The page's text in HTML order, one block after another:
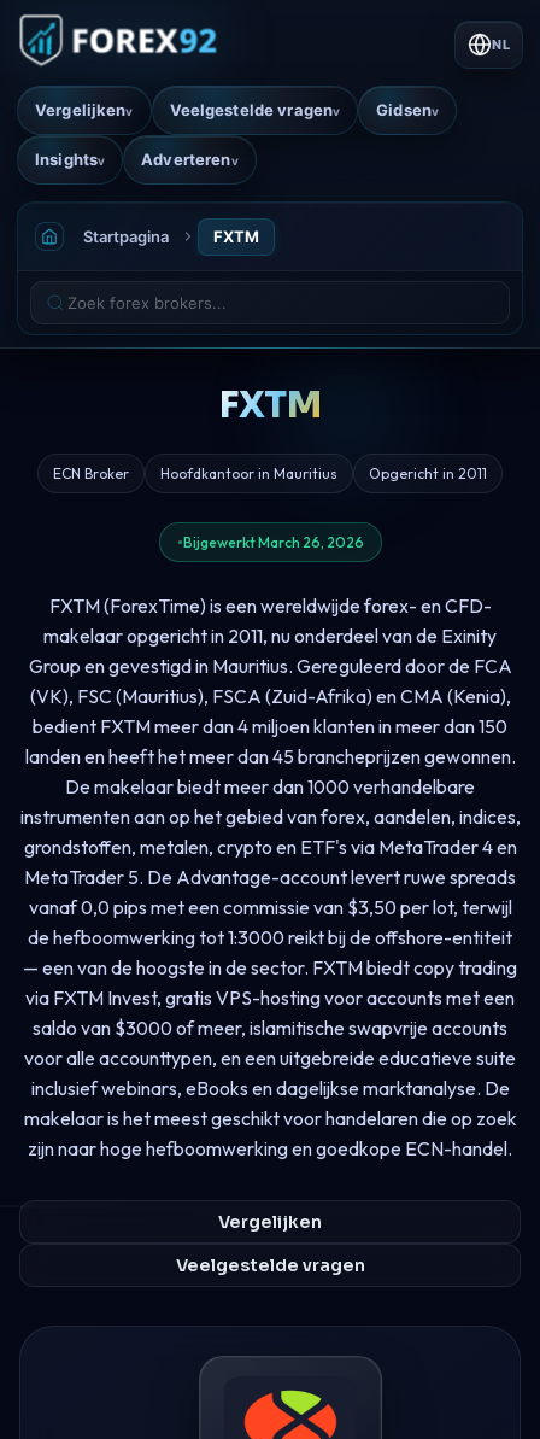
Vergelijkenv Veelgestelde vragenv Gidsenv
Insightsv Adverterenv
NL
Startpagina FXTM
FXTM
ECN Broker Hoofdkantoor in Mauritius Opgericht in 2011
Bijgewerkt March 26, 2026
FXTM (ForexTime) is een wereldwijde forex- en CFD-
makelaar opgericht in 2011, nu onderdeel van de Exinity
Group en gevestigd in Mauritius. Gereguleerd door de FCA
(VK), FSC (Mauritius), FSCA (Zuid-Afrika) en CMA (Kenia),
bedient FXTM meer dan 4 miljoen klanten in meer dan 150
landen en heeft het meer dan 45 brancheprijzen gewonnen.
De makelaar biedt meer dan 1000 verhandelbare
instrumenten aan op het gebied van forex, aandelen, indices,
grondstoffen, metalen, crypto en ETF's via MetaTrader 4 en
MetaTrader 5. De Advantage-account levert ruwe spreads
vanaf 0,0 pips met een commissie van $3,50 per lot, terwijl
de hefboomwerking tot 1:3000 reikt bij de offshore-entiteit
— een van de hoogste in de sector. FXTM biedt copy trading
via FXTM Invest, gratis VPS-hosting voor accounts met een
saldo van $3000 of meer, islamitische swapvrije accounts
voor alle accounttypen, en een uitgebreide educatieve suite
inclusief webinars, eBooks en dagelijkse marktanalyse. De
makelaar is het meest geschikt voor handelaren die op zoek
zijn naar hoge hefboomwerking en goedkope ECN-handel.
Vergelijken
Veelgestelde vragen